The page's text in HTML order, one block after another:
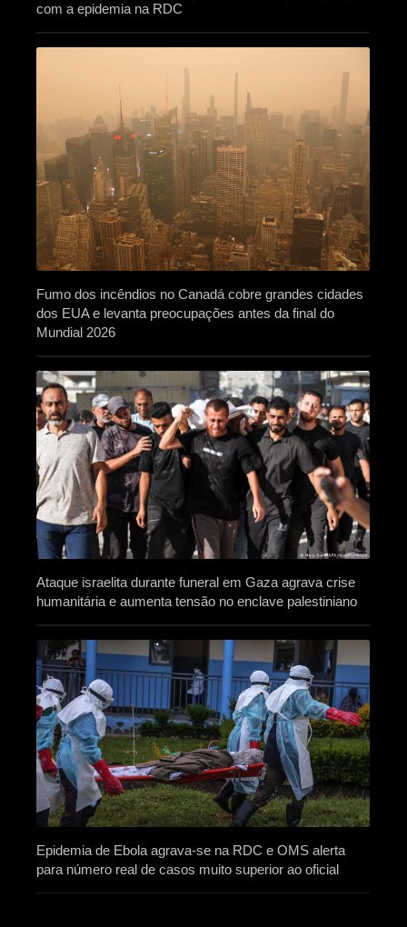
com a epidemia na RDC
Fumo dos incêndios no Canadá cobre grandes cidades
dos EUA e levanta preocupações antes da final do
Mundial 2026
Ataque israelita durante funeral em Gaza agrava crise
humanitária e aumenta tensão no enclave palestiniano
Epidemia de Ebola agrava-se na RDC e OMS alerta
para número real de casos muito superior ao oficial